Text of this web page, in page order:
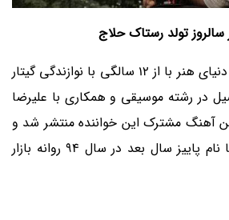
رستاک حلاج حضور در دنیای هنر با از 12 سالگی با نوازندگی گیتار
در رشته موسیقی و همکاری با علیرضا
اولین آهنگ مشترک این خواننده منتشر شد و
اولین آلبوم رسمی او با نام پاییز سال بعد در سال 94 روانه بازار